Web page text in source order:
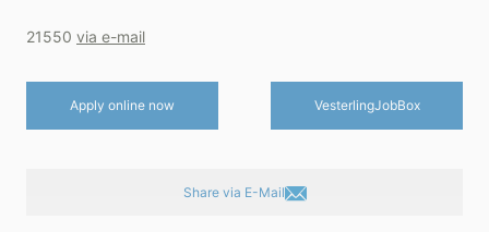
21550 via e-mail
Apply online now Vesterling­JobBox
Share via E-Mail